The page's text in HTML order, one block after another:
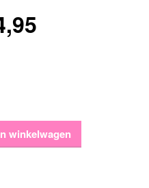
€434,95
winkelwagen